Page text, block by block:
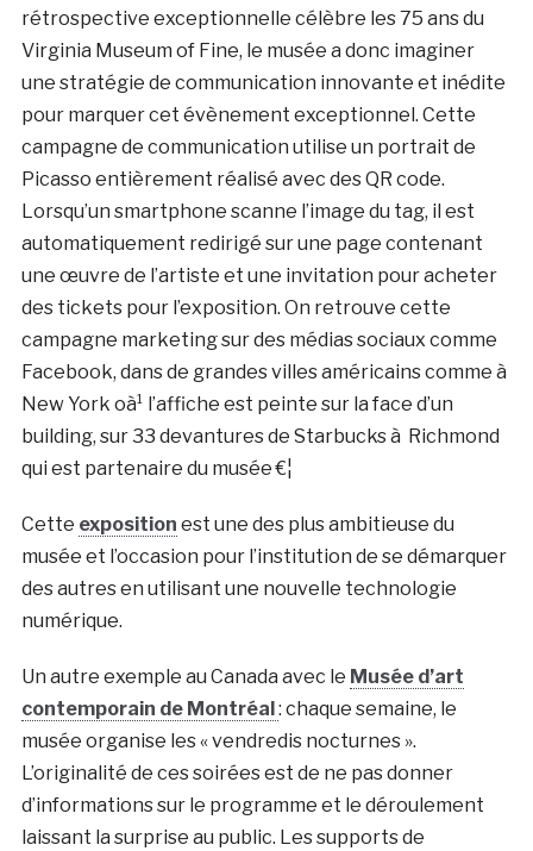
rétrospective exceptionnelle célèbre les 75 ans du
Virginia Museum of Fine, le musée a donc imaginer
une stratégie de communication innovante et inédite
pour marquer cet évènement exceptionnel. Cette
campagne de communication utilise un portrait de
Picasso entièrement réalisé avec des QR code.
Lorsqu’un smartphone scanne l’image du tag, il est
automatiquement redirigé sur une page contenant
une œuvre de l’artiste et une invitation pour acheter
des tickets pour l’exposition. On retrouve cette
campagne marketing sur des médias sociaux comme
Facebook, dans de grandes villes américains comme à
New York oà¹ l’affiche est peinte sur la face d’un
building, sur 33 devantures de Starbucks à Richmond
qui est partenaire du musée €¦
Cette exposition est une des plus ambitieuse du
musée et l’occasion pour l’institution de se démarquer
des autres en utilisant une nouvelle technologie
numérique.
Un autre exemple au Canada avec le Musée d’art
contemporain de Montréal : chaque semaine, le
musée organise les « vendredis nocturnes ».
L’originalité de ces soirées est de ne pas donner
d’informations sur le programme et le déroulement
laissant la surprise au public. Les supports de